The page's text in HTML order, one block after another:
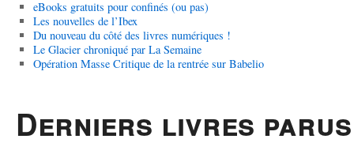
eBooks gratuits pour confinés (ou pas)
Les nouvelles de l’Ibex
Du nouveau du côté des livres numériques !
Le Glacier chroniqué par La Semaine
Opération Masse Critique de la rentrée sur Babelio
Derniers livres parus